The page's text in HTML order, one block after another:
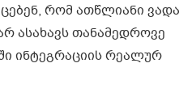
რომ ათწლიანი ვადა
ასახავს თანამედროვე
ინტეგრაციის რეალურ